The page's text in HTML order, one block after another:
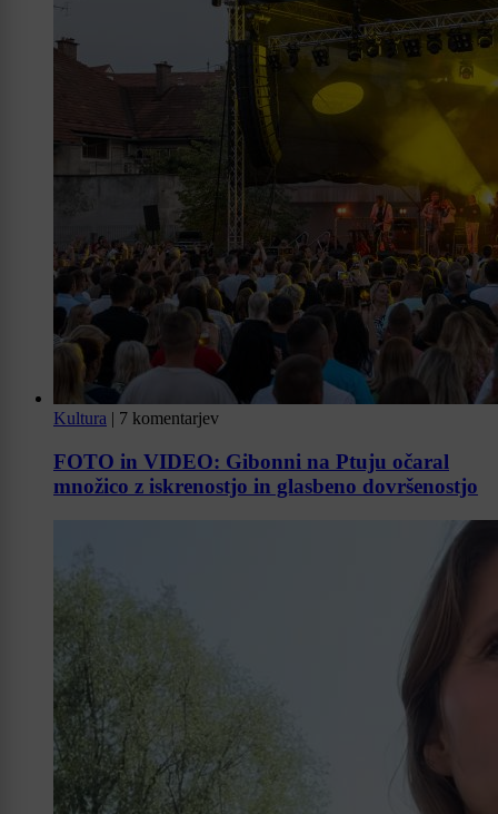
Kultura | 7 komentarjev
FOTO in VIDEO: Gibonni na Ptuju očaral
množico z iskrenostjo in glasbeno dovršenostjo